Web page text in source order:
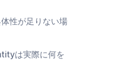
性が足りない場
は実際に何を